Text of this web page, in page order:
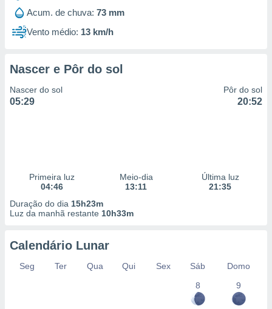
Acum. de chuva: 73 mm
Vento médio: 13 km/h
Nascer e Pôr do sol
Nascer do sol
05:29
Pôr do sol
20:52
Primeira luz
04:46
Meio-dia
13:11
Última luz
21:35
Duração do dia 15h23m
Luz da manhã restante 10h33m
Calendário Lunar
Seg Ter Qua Qui Sex Sáb
Domo
8
9